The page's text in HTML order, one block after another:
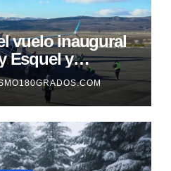
vuelo inaugural
Esquel y
turística de